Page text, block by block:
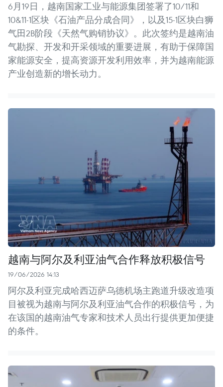
6月19日，越南国家工业与能源集团签署了10/11和
10&11-1区块《石油产品分成合同》，以及15-1区块白狮
气田2B阶段《天然气购销协议》。此次签约是越南油
气勘探、开发和开采领域的重要进展，有助于保障国
家能源安全，提高资源开发利用效率，并为越南能源
产业创造新的增长动力。
越南与阿尔及利亚油气合作释放积极信号
19/06/2026 14:13
阿尔及利亚完成哈西迈萨乌德机场主跑道升级改造项
目被视为越南与阿尔及利亚油气合作的积极信号，为
在该国的越南油气专家和技术人员出行提供更加便捷
的条件。